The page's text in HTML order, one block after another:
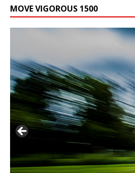
MOVE VIGOROUS 1500